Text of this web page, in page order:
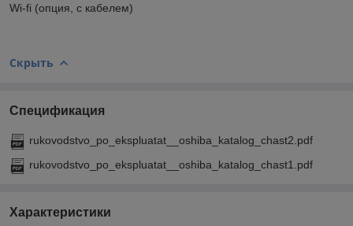
Wi-fi (опция, с кабелем)
Скрыть
Спецификация
rukovodstvo_po_ekspluatat__oshiba_katalog_chast2.pdf
rukovodstvo_po_ekspluatat__oshiba_katalog_chast1.pdf
Характеристики